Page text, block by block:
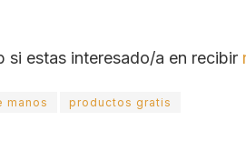
si estas interesado/a en recibir
manos productos gratis